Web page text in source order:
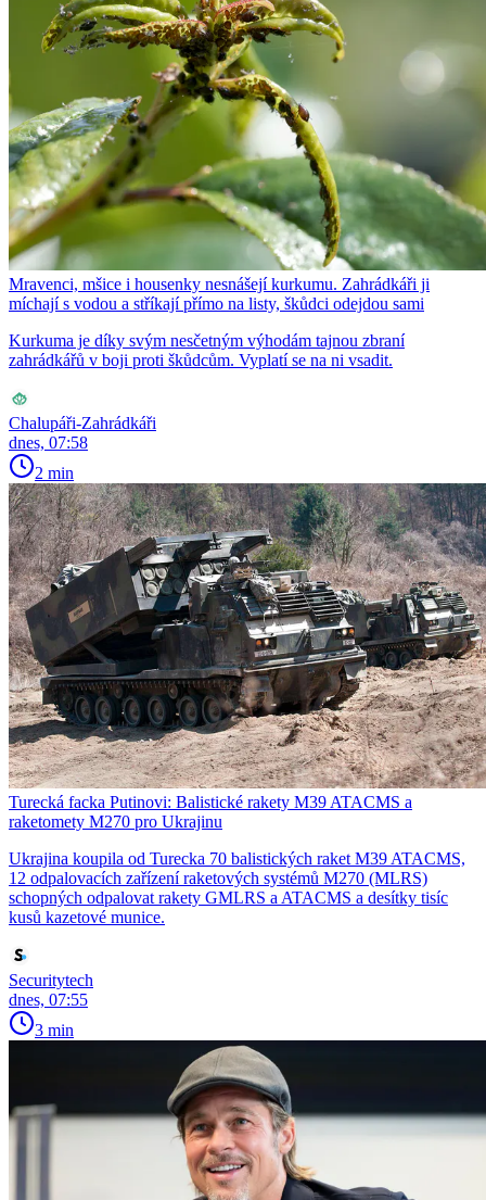
Mravenci, mšice i housenky nesnášejí kurkumu. Zahrádkáři ji
míchají s vodou a stříkají přímo na listy, škůdci odejdou sami
Kurkuma je díky svým nesčetným výhodám tajnou zbraní
zahrádkářů v boji proti škůdcům. Vyplatí se na ni vsadit.
Chalupáři-Zahrádkáři
dnes, 07:58
2 min
Turecká facka Putinovi: Balistické rakety M39 ATACMS a
raketomety M270 pro Ukrajinu
Ukrajina koupila od Turecka 70 balistických raket M39 ATACMS,
12 odpalovacích zařízení raketových systémů M270 (MLRS)
schopných odpalovat rakety GMLRS a ATACMS a desítky tisíc
kusů kazetové munice.
Securitytech
dnes, 07:55
3 min